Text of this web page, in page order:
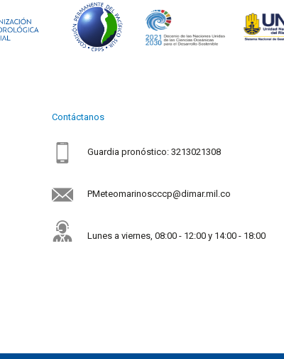
Contáctanos
Guardia pronóstico: 3213021308
PMeteomarinoscccp@dimar.mil.co
Lunes a viernes, 08:00 - 12:00 y 14:00 - 18:00